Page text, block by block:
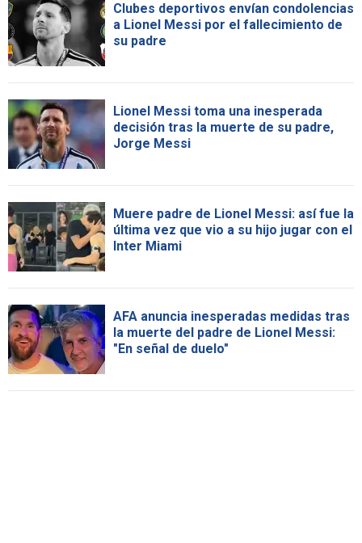
Clubes deportivos envían condolencias
a Lionel Messi por el fallecimiento de
su padre
Lionel Messi toma una inesperada
decisión tras la muerte de su padre,
Jorge Messi
Muere padre de Lionel Messi: así fue la
última vez que vio a su hijo jugar con el
Inter Miami
AFA anuncia inesperadas medidas tras
la muerte del padre de Lionel Messi:
"En señal de duelo"